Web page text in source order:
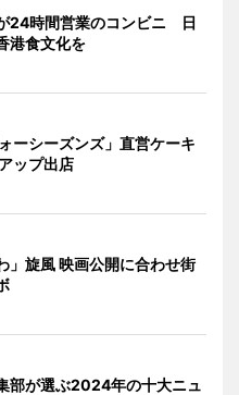
24時間営業のコンビニ 日
港食文化を
ーシーズンズ」直営ケーキ
ップ出店
」旋風 映画公開に合わせ街
部が選ぶ2024年の十大ニュ